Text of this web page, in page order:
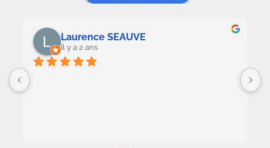
Laurence SEAUVE
il y a 2 ans